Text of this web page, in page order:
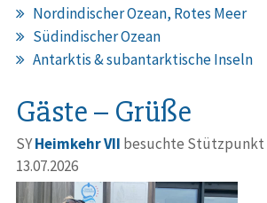
Nordindischer Ozean, Rotes Meer
Südindischer Ozean
Antarktis & subantarktische Inseln
Gäste – Grüße
SYHeimkehr VII besuchte Stützpunkt
13.07.2026